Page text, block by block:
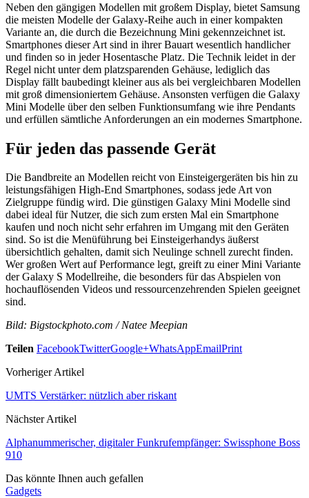
Neben den gängigen Modellen mit großem Display, bietet Samsung
die meisten Modelle der Galaxy-Reihe auch in einer kompakten
Variante an, die durch die Bezeichnung Mini gekennzeichnet ist.
Smartphones dieser Art sind in ihrer Bauart wesentlich handlicher
und finden so in jeder Hosentasche Platz. Die Technik leidet in der
Regel nicht unter dem platzsparenden Gehäuse, lediglich das
Display fällt baubedingt kleiner aus als bei vergleichbaren Modellen
mit groß dimensioniertem Gehäuse. Ansonsten verfügen die Galaxy
Mini Modelle über den selben Funktionsumfang wie ihre Pendants
und erfüllen sämtliche Anforderungen an ein modernes Smartphone.
Für jeden das passende Gerät
Die Bandbreite an Modellen reicht von Einsteigergeräten bis hin zu
leistungsfähigen High-End Smartphones, sodass jede Art von
Zielgruppe fündig wird. Die günstigen Galaxy Mini Modelle sind
dabei ideal für Nutzer, die sich zum ersten Mal ein Smartphone
kaufen und noch nicht sehr erfahren im Umgang mit den Geräten
sind. So ist die Menüführung bei Einsteigerhandys äußerst
übersichtlich gehalten, damit sich Neulinge schnell zurecht finden.
Wer großen Wert auf Performance legt, greift zu einer Mini Variante
der Galaxy S Modellreihe, die besonders für das Abspielen von
hochauflösenden Videos und ressourcenzehrenden Spielen geeignet
sind.
Bild: Bigstockphoto.com / Natee Meepian
Teilen FacebookTwitterGoogle+WhatsAppEmailPrint
Vorheriger Artikel
UMTS Verstärker: nützlich aber riskant
Nächster Artikel
Alphanummerischer, digitaler Funkrufempfänger: Swissphone Boss
910
Das könnte Ihnen auch gefallen
Gadgets